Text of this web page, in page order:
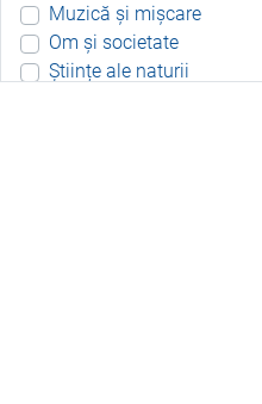
Muzică și mișcare
Om și societate
Științe ale naturii